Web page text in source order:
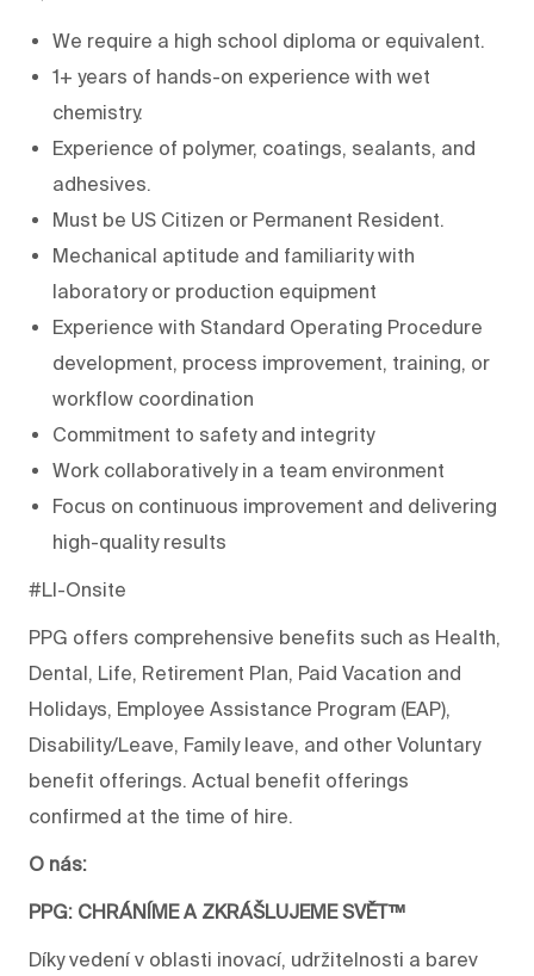
We require a high school diploma or equivalent.
1+ years of hands-on experience with wet
chemistry.
Experience of polymer, coatings, sealants, and
adhesives.
Must be US Citizen or Permanent Resident.
Mechanical aptitude and familiarity with
laboratory or production equipment
Experience with Standard Operating Procedure
development, process improvement, training, or
workflow coordination
Commitment to safety and integrity
Work collaboratively in a team environment
Focus on continuous improvement and delivering
high-quality results
#LI-Onsite
PPG offers comprehensive benefits such as Health,
Dental, Life, Retirement Plan, Paid Vacation and
Holidays, Employee Assistance Program (EAP),
Disability/Leave, Family leave, and other Voluntary
benefit offerings. Actual benefit offerings
confirmed at the time of hire.
O nás:
PPG: CHRÁNÍME A ZKRÁŠLUJEME SVĚT™
Díky vedení v oblasti inovací, udržitelnosti a barev